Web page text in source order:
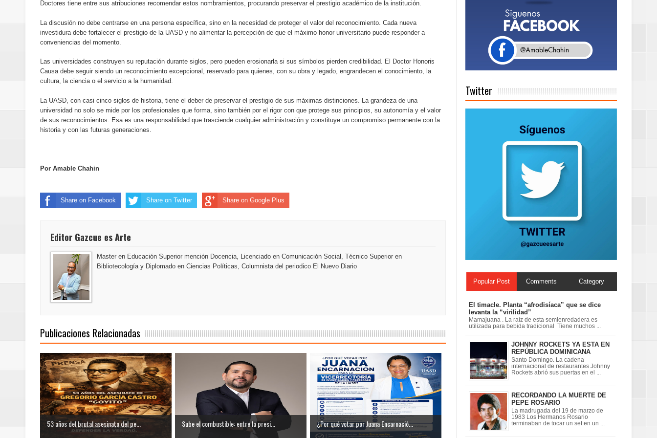
Maridalia Hernández y El Canario se unen al regreso de Pavel Núñez y su “Bipolarband” a Hard Rock Café Santo
Domingo
Doctor Leonardo Aguilera afirma que Banreservas seguirá impulsando la seguridad alimentaria tras salida de RD
del mapa del hambre
Banreservas y sus filiales realizan en Santiago el segundo Foro del Ahorro y la Inversión “Reserva tu Capital”
Banreservas inaugura oficina en el Centro de Retención de Vehículos de Pedro Brand
minutos
Banreservas obtiene siete galardones en los Effie Awards República Dominicana 2026
Doctores tiene entre sus atribuciones recomendar estos nombramientos, procurando preservar el prestigio académico de la institución.
La discusión no debe centrarse en una persona específica, sino en la necesidad de proteger el valor del reconocimiento. Cada nueva
investidura debe fortalecer el prestigio de la UASD y no alimentar la percepción de que el máximo honor universitario puede responder a
conveniencias del momento.
Las universidades construyen su reputación durante siglos, pero pueden erosionarla si sus símbolos pierden credibilidad. El Doctor Honoris
Causa debe seguir siendo un reconocimiento excepcional, reservado para quienes, con su obra y legado, engrandecen el conocimiento, la
cultura, la ciencia o el servicio a la humanidad.
La UASD, con casi cinco siglos de historia, tiene el deber de preservar el prestigio de sus máximas distinciones. La grandeza de una
universidad no solo se mide por los profesionales que forma, sino también por el rigor con que protege sus principios, su autonomía y el valor
de sus reconocimientos. Esa es una responsabilidad que trasciende cualquier administración y constituye un compromiso permanente con la
historia y con las futuras generaciones.
Por Amable Chahin
Share on Facebook Share on Twitter Share on Google Plus
Editor Gazcue es Arte
Master en Educación Superior mención Docencia, Licenciado en Comunicación Social, Técnico Superior en
Bibliotecología y Diplomado en Ciencias Políticas, Columnista del periodico El Nuevo Diario
Publicaciones Relacionadas
53 años del brutal asesinato del pe... Sube el combustible: entre la presi... ¿Por qué votar por Juana Encarnació...
Twitter
Popular Post Comments Category
El timacle. Planta “afrodisíaca” que se dice
levanta la “virilidad”
Mamajuana . La raíz de esta semienredadera es
utilizada para bebida tradicional Tiene muchos ...
JOHNNY ROCKETS YA ESTA EN
REPÚBLICA DOMINICANA
Santo Domingo. La cadena
internacional de restaurantes Johnny
Rockets abrió sus puertas en el ...
RECORDANDO LA MUERTE DE
PEPE ROSARIO
La madrugada del 19 de marzo de
1983 Los Hermanos Rosario
terminaban de tocar un set en un ...